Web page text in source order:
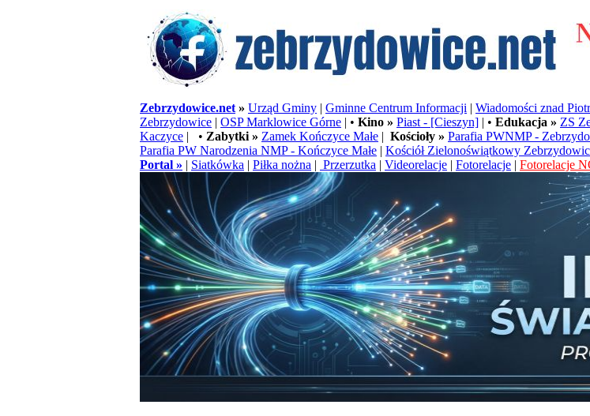
Zebrzydowice.net » Urząd Gminy | Gminne Centrum Informacji | Wiadomości znad
Zebrzydowice | OSP Marklowice Górne | • Kino » Piast - [Cieszyn] | • Edukacja » ZS
Kaczyce | • Zabytki » Zamek Kończyce Małe | Kościoły » Parafia PWNMP -
Parafia PW Narodzenia NMP - Kończyce Małe | Kościół Zielonoświątkowy
Portal » | Siatkówka | Piłka nożna | Przerzutka | Videorelacje | Fotorelacje | Fotorelacje